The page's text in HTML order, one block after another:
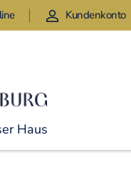
Kundenkonto
Haus